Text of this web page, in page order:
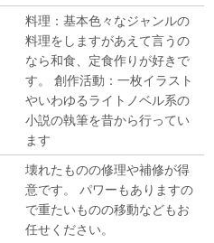
料理：基本色々なジャンルの
料理をしますがあえて言うの
なら和食、定食作りが好きで
す。 創作活動：一枚イラスト
やいわゆるライトノベル系の
小説の執筆を昔から行ってい
ます
壊れたものの修理や補修が得
意です。 パワーもありますの
で重たいものの移動などもお
任せください。